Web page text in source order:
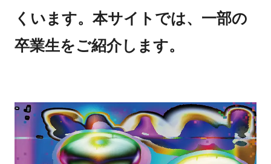
くいます。本サイトでは、一部の
卒業生をご紹介します。